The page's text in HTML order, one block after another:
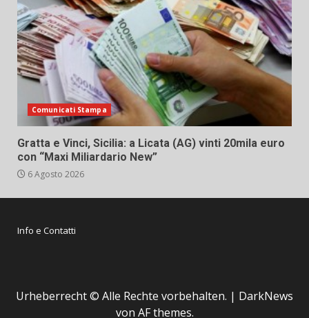
Comunicati Stampa
Gratta e Vinci, Sicilia: a Licata (AG) vinti 20mila euro
con “Maxi Miliardario New”
6 Agosto 2026
Info e Contatti
Urheberrecht © Alle Rechte vorbehalten. | DarkNews
von AF themes.